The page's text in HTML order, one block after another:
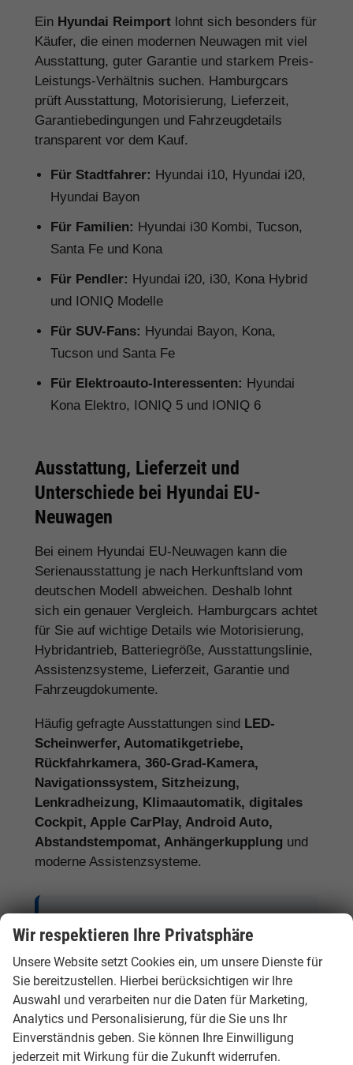
Ein Hyundai Reimport lohnt sich besonders für
Käufer, die einen modernen Neuwagen mit viel
Ausstattung, guter Garantie und starkem Preis-
Leistungs-Verhältnis suchen. Hamburgcars
prüft Ausstattung, Motorisierung, Lieferzeit,
Garantiebedingungen und Fahrzeugdetails
transparent vor dem Kauf.
Für Stadtfahrer: Hyundai i10, Hyundai i20,
Hyundai Bayon
Für Familien: Hyundai i30 Kombi, Tucson,
Santa Fe und Kona
Für Pendler: Hyundai i20, i30, Kona Hybrid
und IONIQ Modelle
Für SUV-Fans: Hyundai Bayon, Kona,
Tucson und Santa Fe
Für Elektroauto-Interessenten: Hyundai
Kona Elektro, IONIQ 5 und IONIQ 6
Ausstattung, Lieferzeit und
Unterschiede bei Hyundai EU-
Neuwagen
Bei einem Hyundai EU-Neuwagen kann die
Serienausstattung je nach Herkunftsland vom
deutschen Modell abweichen. Deshalb lohnt
sich ein genauer Vergleich. Hamburgcars achtet
für Sie auf wichtige Details wie Motorisierung,
Hybridantrieb, Batteriegröße, Ausstattungslinie,
Assistenzsysteme, Lieferzeit, Garantie und
Fahrzeugdokumente.
Häufig gefragte Ausstattungen sind LED-
Scheinwerfer, Automatikgetriebe,
Rückfahrkamera, 360-Grad-Kamera,
Navigationssystem, Sitzheizung,
Lenkradheizung, Klimaautomatik, digitales
Cockpit, Apple CarPlay, Android Auto,
Abstandstempomat, Anhängerkupplung und
moderne Assistenzsysteme.
Neuwagen nicht nur den Kaufpreis,
sondern auch Ausstattung, Lieferzeit,
Garantieumfang und mögliche
Zusatzkosten. So erkennen Sie den
tatsächlichen Preisvorteil.
Wir respektieren Ihre Privatsphäre
Unsere Website setzt Cookies ein, um unsere Dienste für
Sie bereitzustellen. Hierbei berücksichtigen wir Ihre
Auswahl und verarbeiten nur die Daten für Marketing,
Analytics und Personalisierung, für die Sie uns Ihr
Einverständnis geben. Sie können Ihre Einwilligung
jederzeit mit Wirkung für die Zukunft widerrufen.